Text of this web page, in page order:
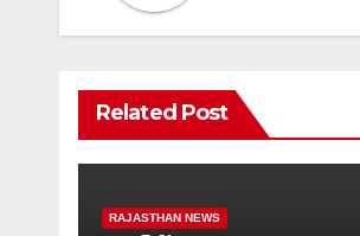
Related Post
RAJASTHAN NEWS